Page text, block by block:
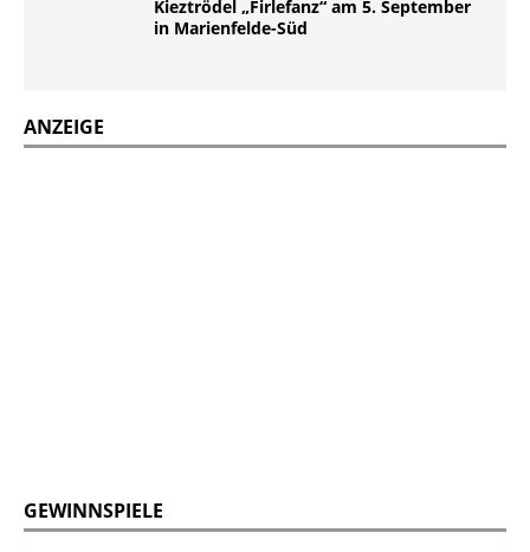
Kieztrödel „Firlefanz“ am 5. September
in Marienfelde-Süd
ANZEIGE
GEWINNSPIELE